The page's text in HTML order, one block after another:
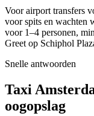
Voor airport transfers
voor spits en wachten
voor 1–4 personen,
Greet op Schiphol
Snelle antwoorden
Taxi
oogopslag